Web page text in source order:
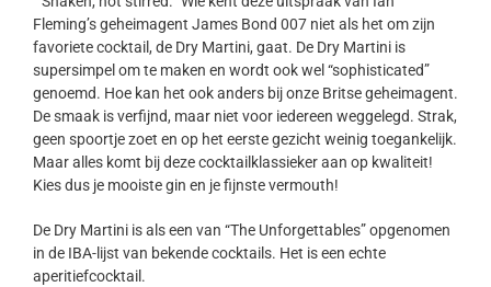
Fleming’s geheimagent James Bond 007 niet als het om zijn
favoriete cocktail, de Dry Martini, gaat. De Dry Martini is
supersimpel om te maken en wordt ook wel “sophisticated”
genoemd. Hoe kan het ook anders bij onze Britse geheimagent.
De smaak is verfijnd, maar niet voor iedereen weggelegd. Strak,
geen spoortje zoet en op het eerste gezicht weinig toegankelijk.
Maar alles komt bij deze cocktailklassieker aan op kwaliteit!
Kies dus je mooiste gin en je fijnste vermouth!
De Dry Martini is als een van “The Unforgettables” opgenomen
in de IBA-lijst van bekende cocktails. Het is een echte
aperitiefcocktail.